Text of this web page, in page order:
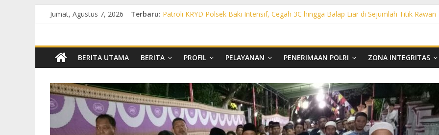
Jumat, Agustus 7, 2026 Terbaru: Patroli KRYD Polsek Baki Intensif, Cegah 3C hingga Balap Liar di Sejumlah Titik Rawan
Patroli Blue Light KRYD Polsek Bendosari Sasar Objek Vital, Polisi Ajak Warga
Patroli Blue Light KRYD Polsek Kartasura Sasar Titik Rawan, Cegah Kejahatan 3C
BERITA UTAMA BERITA PROFIL PELAYANAN PENERIMAAN POLRI ZONA INTEGRITAS